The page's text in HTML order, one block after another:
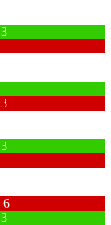
3
3
3
6
3